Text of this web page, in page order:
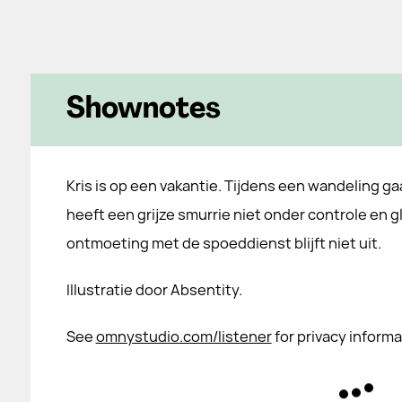
Shownotes
Kris is op een vakantie. Tijdens een wandeling
heeft een grijze smurrie niet onder controle en
ontmoeting met de spoeddienst blijft niet uit.
Illustratie door Absentity.
Seeomnystudio.com/listenerfor privacy